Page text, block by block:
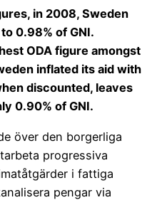
in 2008, Sweden
0.98% of GNI.
ODA figure amongst
inflated its aid with
discounted, leaves
0.90% of GNI.
över den borgerliga
progressiva
i fattiga
pengar via